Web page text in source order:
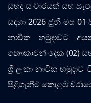
සුහද සංචාරයක් සහ
සඳහා 2026 ජුනි මස
නාවික හමුදාවට අයත්
නෞකාවන් දෙක (02) සහ
ශ්‍රී ලංකා නාවික
පිළිගැනීම කොළඹ